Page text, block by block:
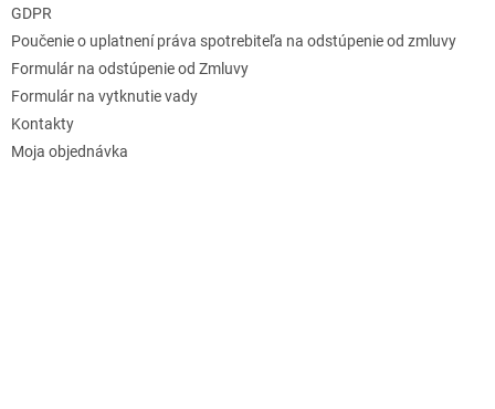
GDPR
Poučenie o uplatnení práva spotrebiteľa na odstúpenie od zmluvy
Formulár na odstúpenie od Zmluvy
Formulár na vytknutie vady
Kontakty
Moja objednávka